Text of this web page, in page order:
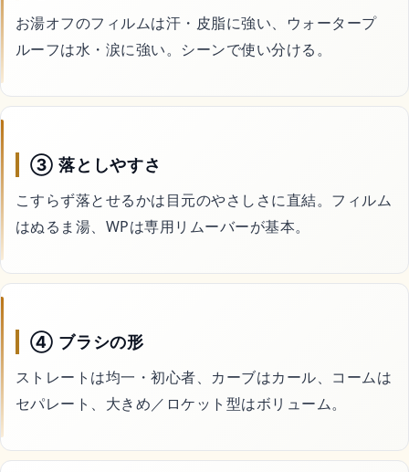
お湯オフのフィルムは汗・皮脂に強い、ウォータープ
ルーフは水・涙に強い。シーンで使い分ける。
③ 落としやすさ
こすらず落とせるかは目元のやさしさに直結。フィルム
はぬるま湯、WPは専用リムーバーが基本。
④ ブラシの形
ストレートは均一・初心者、カーブはカール、コームは
セパレート、大きめ／ロケット型はボリューム。